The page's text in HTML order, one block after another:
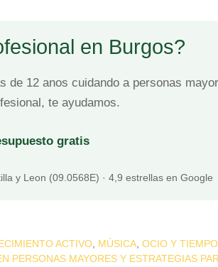
en Burgos?
de 12 anos cuidando a personas
te ayudamos.
gratis
y Leon (09.0568E) · 4,9 estrellas en Google
ACTIVO MÚSICA ,OCIO Y
PERSONAS MAYORES Y ESTRATEGIAS